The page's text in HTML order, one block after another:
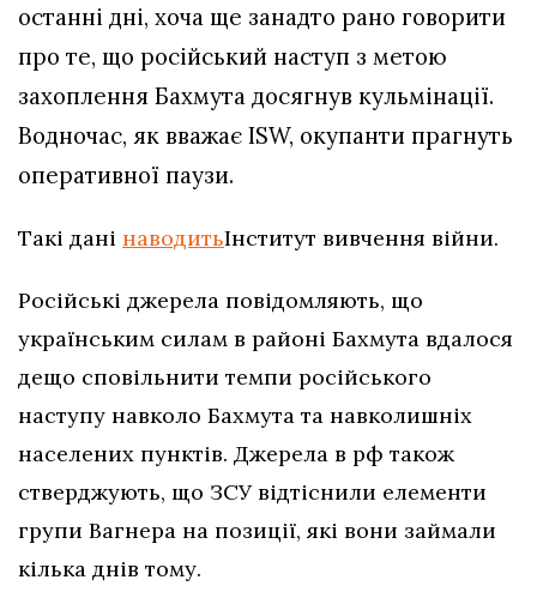
останні дні, хоча ще занадто рано говорити
про те, що російський наступ з метою
захоплення Бахмута досягнув кульмінації.
Водночас, як вважає ISW, окупанти прагнуть
оперативної паузи.
Такі дані наводитьІнститут вивчення війни.
Російські джерела повідомляють, що
українським силам в районі Бахмута вдалося
дещо сповільнити темпи російського
наступу навколо Бахмута та навколишніх
населених пунктів. Джерела в рф також
стверджують, що ЗСУ відтіснили елементи
групи Вагнера на позиції, які вони займали
кілька днів тому.